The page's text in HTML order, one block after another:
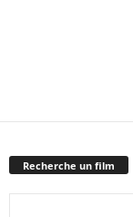
Recherche un film